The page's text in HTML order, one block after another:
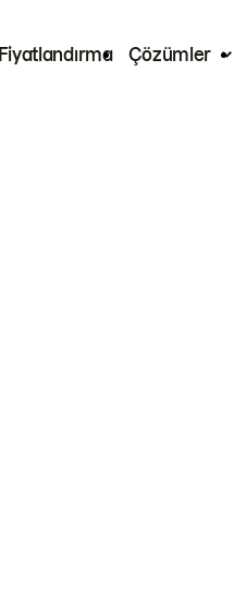
Fiyatlandırma Çözümler